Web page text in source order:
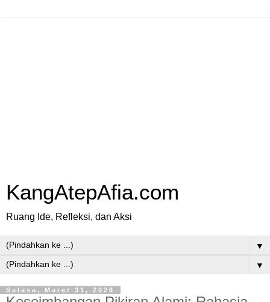
KangAtepAfia.com
Ruang Ide, Refleksi, dan Aksi
▼
▼
Selasa, Maret 31, 2026